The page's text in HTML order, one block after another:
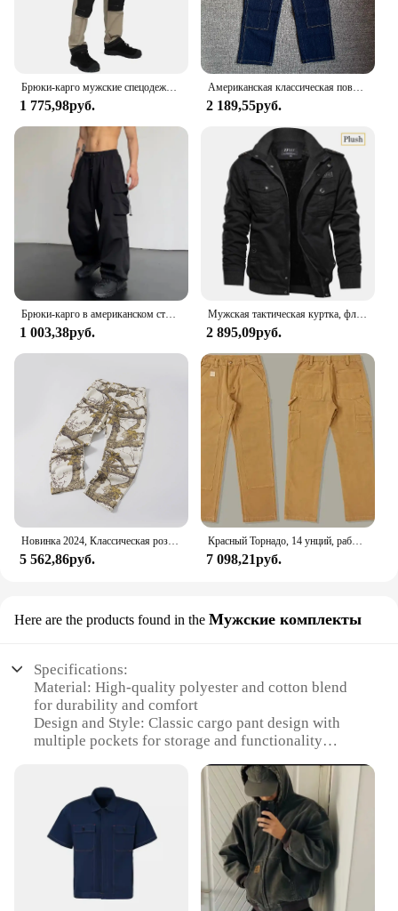
Брюки-карго мужские спецодежда с несколькими карманами уличные походные брюки для бега рабочие брюки мужские с наколенниками
1 775,98руб.
Американская классическая повседневная мужская прямая свободная винтажная рабочая одежда по дереву, джинсы High Street Tide, потертые старые брюки Y2k, молодежные мужские
2 189,55руб.
Брюки-карго в американском стиле, повседневные свободные брюки с завязками, универсальные прямые широкие штаны, рабочая одежда
1 003,38руб.
Мужская тактическая куртка, флисовые тактические куртки на осень и зиму, мужская повседневная ветрозащитная уличная рабочая одежда с несколькими карманами, 2024
2 895,09руб.
5 562,86руб.
Красный Торнадо, 14 унций, рабочий комбинезон с двойной передней частью, мужские брюки-карпентер, рабочая одежда
7 098,21руб.
Here are the products found in the Мужские комплекты
Specifications:
Material: High-quality polyester and cotton blend
for durability and comfort
Design and Style: Classic cargo pant design with
multiple pockets for storage and functionality
and those requiring a professional, yet practical
workwear
Performance and Property: Stain-resistant and easy
to clean, ensuring hygiene and longevity
Parts and Accessories: Elastic waistband with
adjustable drawstring for a secure fit
Applicable People: Suitable for both men and
women seeking reliable workwear